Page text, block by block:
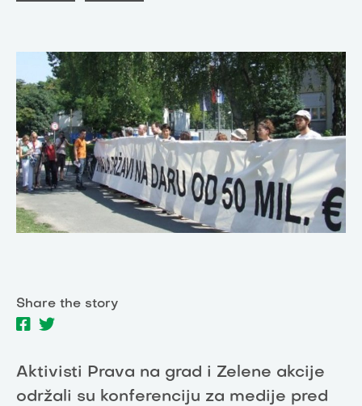
Share the story
Aktivisti Prava na grad i Zelene akcije
održali su konferenciju za medije pred